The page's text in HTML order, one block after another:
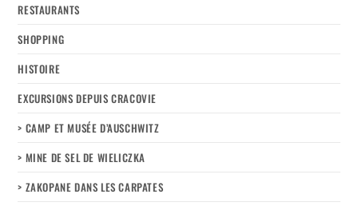
RESTAURANTS
SHOPPING
HISTOIRE
EXCURSIONS DEPUIS CRACOVIE
> CAMP ET MUSÉE D’AUSCHWITZ
> MINE DE SEL DE WIELICZKA
> ZAKOPANE DANS LES CARPATES